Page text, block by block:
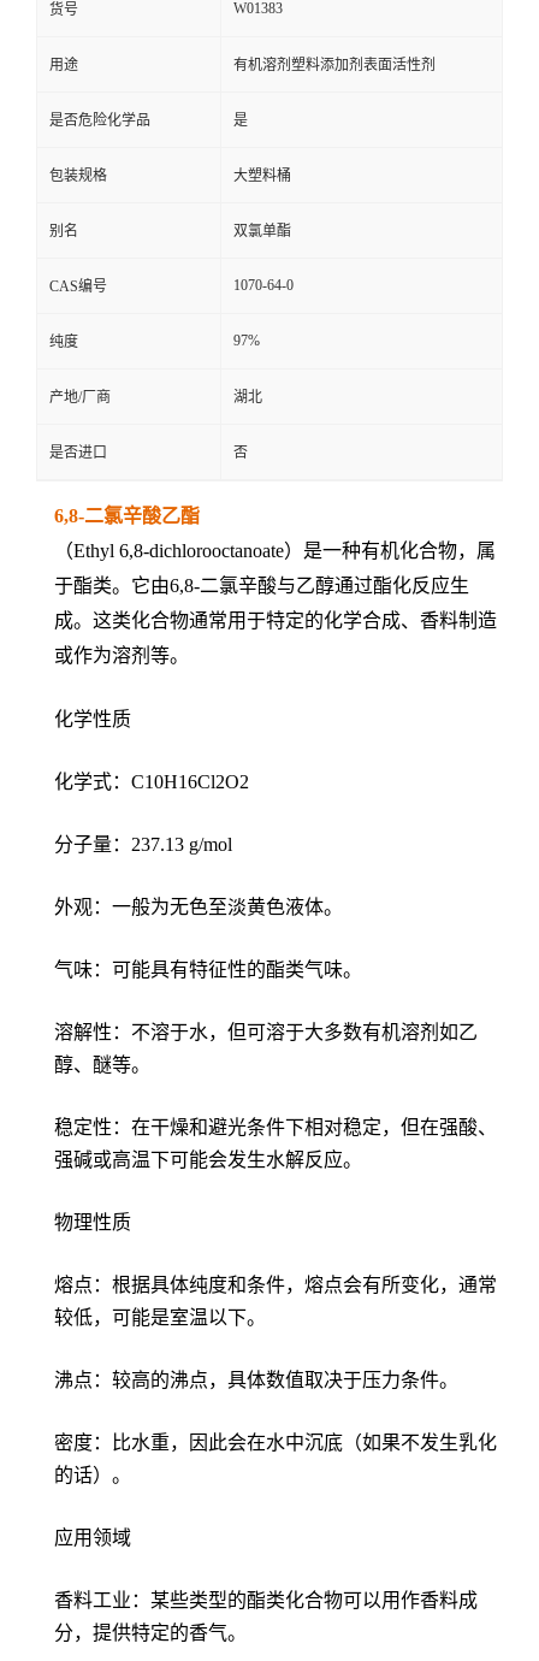
货号 W01383
用途 有机溶剂塑料添加剂表面活性剂
是否危险化学品 是
包装规格 大塑料桶
别名 双氯单酯
CAS编号 1070-64-0
纯度 97%
产地/厂商 湖北
是否进口 否
6,8-二氯辛酸乙酯
（Ethyl 6,8-dichlorooctanoate）是一种有机化合物，属
于酯类。它由6,8-二氯辛酸与乙醇通过酯化反应生
成。这类化合物通常用于特定的化学合成、香料制造
或作为溶剂等。
化学性质
化学式：C10H16Cl2O2
分子量：237.13 g/mol
外观：一般为无色至淡黄色液体。
气味：可能具有特征性的酯类气味。
溶解性：不溶于水，但可溶于大多数有机溶剂如乙
醇、醚等。
稳定性：在干燥和避光条件下相对稳定，但在强酸、
强碱或高温下可能会发生水解反应。
物理性质
熔点：根据具体纯度和条件，熔点会有所变化，通常
较低，可能是室温以下。
沸点：较高的沸点，具体数值取决于压力条件。
密度：比水重，因此会在水中沉底（如果不发生乳化
的话）。
应用领域
香料工业：某些类型的酯类化合物可以用作香料成
分，提供特定的香气。